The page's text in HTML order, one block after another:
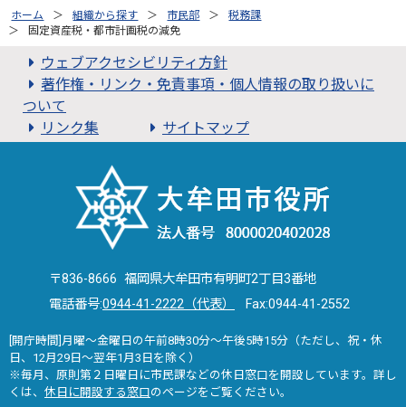
ホーム 組織から探す 市民部
税務課
固定資産税・都市計画税の減免
ウェブアクセシビリティ方針
著作権・リンク・免責事項・個人情報の取り扱いに
ついて
リンク集
サイトマップ
〒836-8666 福岡県大牟田市有明町2丁目3番地
電話番号:0944-41-2222（代表） Fax:0944-41-2552
[開庁時間]月曜～金曜日の午前8時30分～午後5時15分（ただし、祝・休
日、12月29日～翌年1月3日を除く）
※毎月、原則第２日曜日に市民課などの休日窓口を開設しています。詳し
くは、 休日に開設する窓口のページをご覧ください。